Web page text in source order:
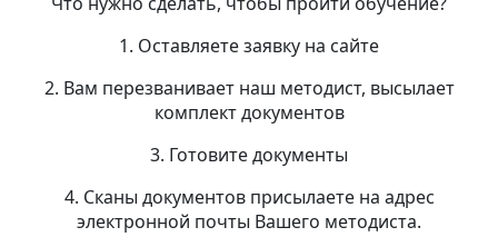
1. Оставляете заявку на сайте
2. Вам перезванивает наш методист, высылает
комплект документов
3. Готовите документы
4. Сканы документов присылаете на адрес
электронной почты Вашего методиста.